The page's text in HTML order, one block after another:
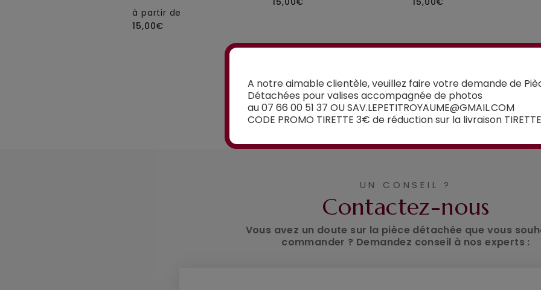
à partir de
15,00€
Voir la sélection
UN CONSEIL ?
Contactez-nous
Vous avez un doute sur la pièce détachée que vous
commander ? Demandez conseil à nos experts :
A notre aimable clientèle, veuillez faire votre demande de
Détachées pour valises accompagnée de photos
au 07 66 00 51 37 OU SAV.LEPETITROYAUME@GMAIL.COM
CODE PROMO TIRETTE 3€ de réduction sur la livraison